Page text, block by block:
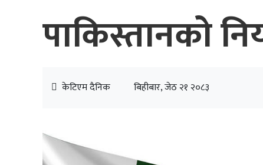
पाकिस्तानको
केटिएम दैनिक बिहीबार, जेठ २१ २०८३